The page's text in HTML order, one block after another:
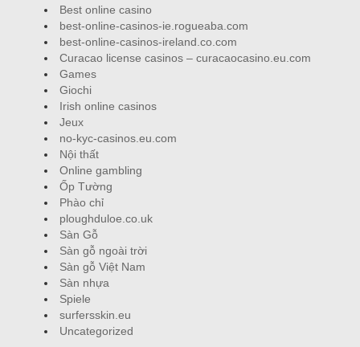
Best online casino
best-online-casinos-ie.rogueaba.com
best-online-casinos-ireland.co.com
Curacao license casinos – curacaocasino.eu.com
Games
Giochi
Irish online casinos
Jeux
no-kyc-casinos.eu.com
Nội thất
Online gambling
Ốp Tường
Phào chỉ
ploughduloe.co.uk
Sàn Gỗ
Sàn gỗ ngoài trời
Sàn gỗ Việt Nam
Sàn nhựa
Spiele
surfersskin.eu
Uncategorized